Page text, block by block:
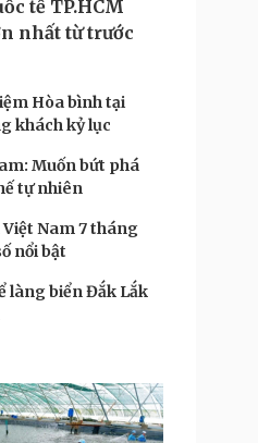
tế TP.HCM
nhất từ trước
Hòa bình tại
khách kỷ lục
Muốn bứt phá
tự nhiên
Việt Nam 7 tháng
nổi bật
làng biển Đắk Lắk